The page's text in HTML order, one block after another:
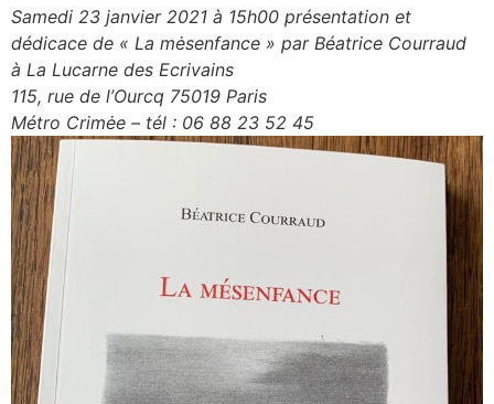
Samedi 23 janvier 2021 à 15h00 présentation et
dédicace de « La mėsenfance » par Béatrice Courraud
à La Lucarne des Ecrivains
115, rue de l’Ourcq 75019 Paris
Métro Crimėe – tél : 06 88 23 52 45